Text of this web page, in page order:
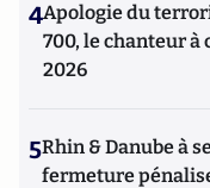
4Apologie du
700, le chanteur à
2026
5Rhin & Danube à
fermeture